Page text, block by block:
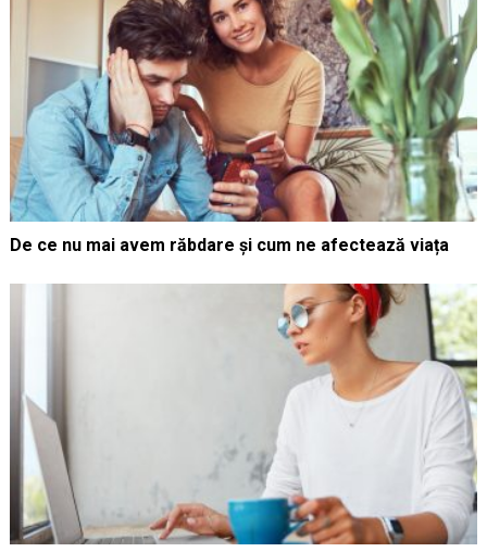
De ce nu mai avem răbdare și cum ne afectează viața